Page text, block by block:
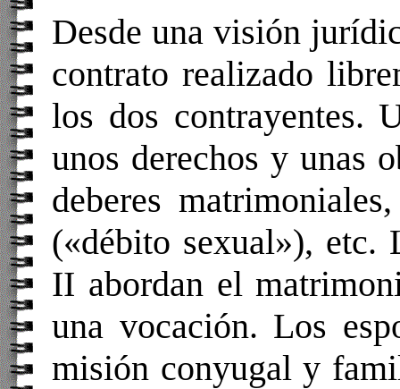
Desde una visión
contrato realizado
los dos contrayentes.
unos derechos y unas
deberes
(«débito sexual»), etc.
II abordan el
una vocación. Los
misión conyugal y